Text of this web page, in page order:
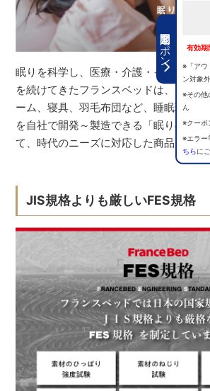
期間限定クーポン 有効
※「アウ
ン対象
※その他
ん
※クーポ
※エラー
ちらに
眠りを科学し、医療・介護・インテリ
を続けてきたフランスベッドは、マッ
ーム、寝具、羽毛布団など、睡眠環境を
を自社で開発～製造できる「眠りの総
て、時代のニーズに対応した商品をつ
JIS規格よりも厳しいFES規格